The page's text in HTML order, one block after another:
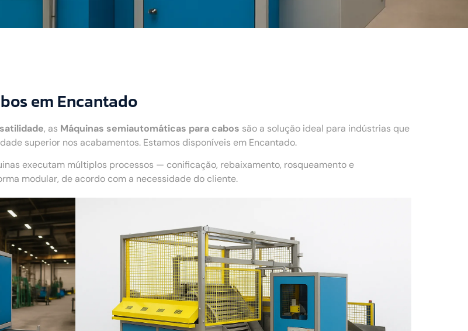
em Encantado
, as Máquinas semiautomáticas para cabos são a solução ideal para indústrias que
superior nos acabamentos. Estamos disponíveis em Encantado.
executam múltiplos processos — conificação, rebaixamento, rosqueamento e
modular, de acordo com a necessidade do cliente.